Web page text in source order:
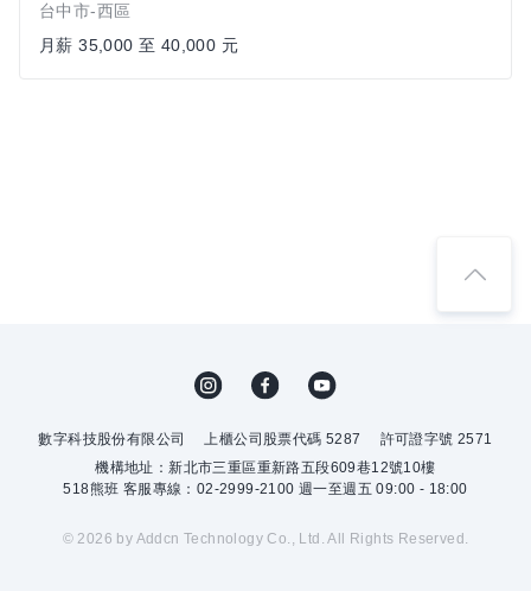
台中市-西區
月薪 35,000 至 40,000 元
數字科技股份有限公司 上櫃公司股票代碼 5287
許可證字號 2571
機構地址：新北市三重區重新路五段609巷12號10樓
518熊班 客服專線：02-2999-2100 週一至週五 09:00 - 18:00
© 2026 by Addcn Technology Co., Ltd. All Rights Reserved.